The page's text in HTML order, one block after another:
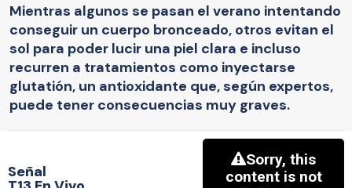
Mientras algunos se pasan el verano intentando
conseguir un cuerpo bronceado, otros evitan el
sol para poder lucir una piel clara e incluso
recurren a tratamientos como inyectarse
glutatión, un antioxidante que, según expertos,
puede tener consecuencias muy graves.
Señal